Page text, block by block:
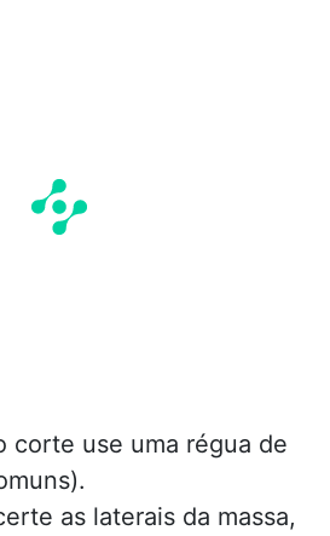
corte use uma régua de
as laterais da massa,